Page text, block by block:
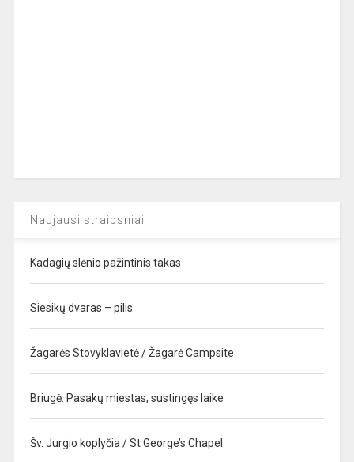
Naujausi straipsniai
Kadagių slėnio pažintinis takas
Siesikų dvaras – pilis
Žagarės Stovyklavietė / Žagarė Campsite
Briugė: Pasakų miestas, sustingęs laike
Šv. Jurgio koplyčia / St George’s Chapel